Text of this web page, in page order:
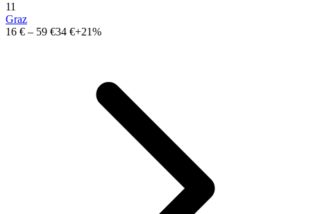
11
Graz
16 € – 59 €34 €+21%